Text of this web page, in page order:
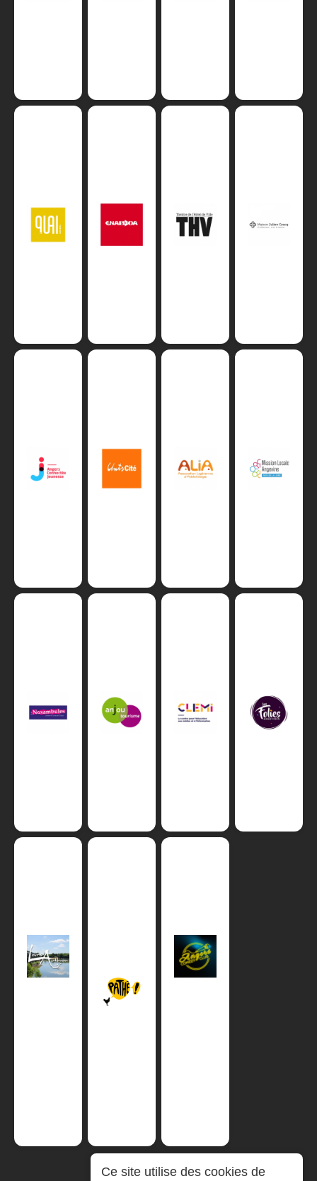
Ce site utilise des cookies de